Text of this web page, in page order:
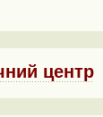
центр